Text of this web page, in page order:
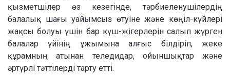
қызметшілер өз кезегінде, тәрбиеленушілердің
балалық шағы уайымсыз өтуіне және көңіл-күйлері
жақсы болуы үшін бар күш-жігерлерін салып жүрген
балалар үйінің ұжымына алғыс білдіріп, жеке
құрамның атынан теледидар, ойыншықтар және
әртүрлі тәттілерді тарту етті.